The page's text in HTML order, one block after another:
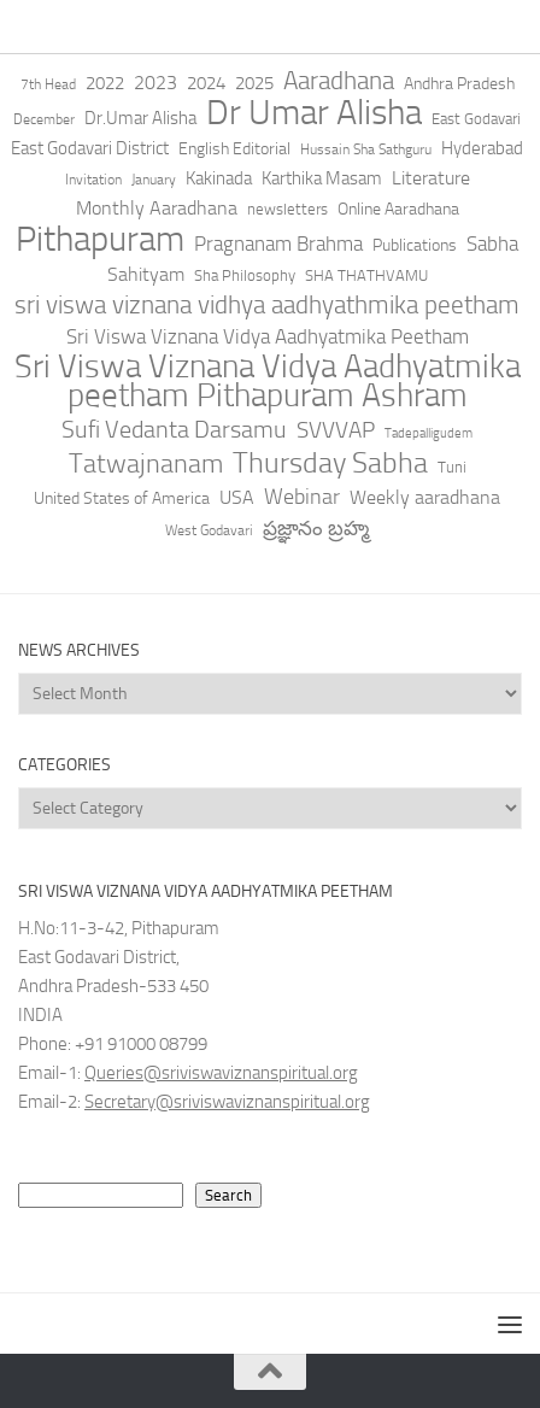
7th Head 2022 2023 2024 2025 Aaradhana Andhra Pradesh
December Dr.Umar Alisha Dr Umar Alisha East Godavari
East Godavari District English Editorial Hussain Sha Sathguru Hyderabad
Invitation January Kakinada Karthika Masam Literature
Monthly Aaradhana
newsletters Online Aaradhana
Pithapuram Pragnanam Brahma Publications Sabha
Sahityam Sha Philosophy SHA THATHVAMU
sri viswa viznana vidhya aadhyathmika peetham
Sri Viswa Viznana Vidya Aadhyatmika Peetham
Sri Viswa Viznana Vidya Aadhyatmika
peetham Pithapuram Ashram
Sufi Vedanta Darsamu SVVVAP Tadepalligudem
Tatwajnanam Thursday Sabha Tuni
United States of America USA Webinar Weekly aaradhana
West Godavari ప్రజ్ఞానం బ్రహ్మ
NEWS ARCHIVES
News
Archives
CATEGORIES
Categories
SRI VISWA VIZNANA VIDYA AADHYATMIKA PEETHAM
H.No:11-3-42, Pithapuram
East Godavari District,
Andhra Pradesh-533 450
INDIA
Phone: +91 91000 08799
Email-1: Queries@sriviswaviznanspiritual.org
Email-2: Secretary@sriviswaviznanspiritual.org
Search